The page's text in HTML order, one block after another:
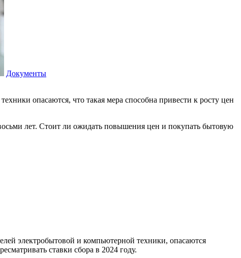
Документы
опасаются, что такая мера способна привести к росту цен
лет. Стоит ли ожидать повышения цен и покупать бытовую
электробытовой и компьютерной техники, опасаются
ставки сбора в 2024 году.